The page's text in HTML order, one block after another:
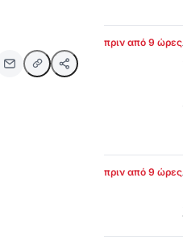
πριν από 9 ώρες
πριν από 9 ώρες